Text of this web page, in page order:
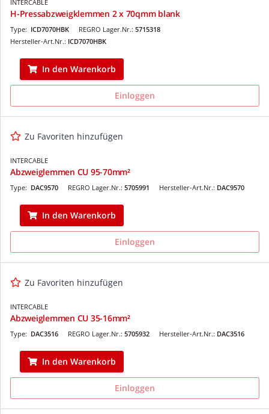
INTERCABLE
H-Pressabzweigklemmen 2 x 70qmm blank
REGRO Lager.Nr.: 5715318
Type: ICD7070HBK
Hersteller-Art.Nr.: ICD7070HBK
In den Warenkorb
Einloggen
Zu Favoriten hinzufügen
INTERCABLE
Abzweiglemmen CU 95-70mm²
REGRO Lager.Nr.: 5705991
Type: DAC9570 Hersteller-Art.Nr.: DAC9570
In den Warenkorb
Einloggen
Zu Favoriten hinzufügen
INTERCABLE
Abzweiglemmen CU 35-16mm²
REGRO Lager.Nr.: 5705932
Type: DAC3516 Hersteller-Art.Nr.: DAC3516
In den Warenkorb
Einloggen